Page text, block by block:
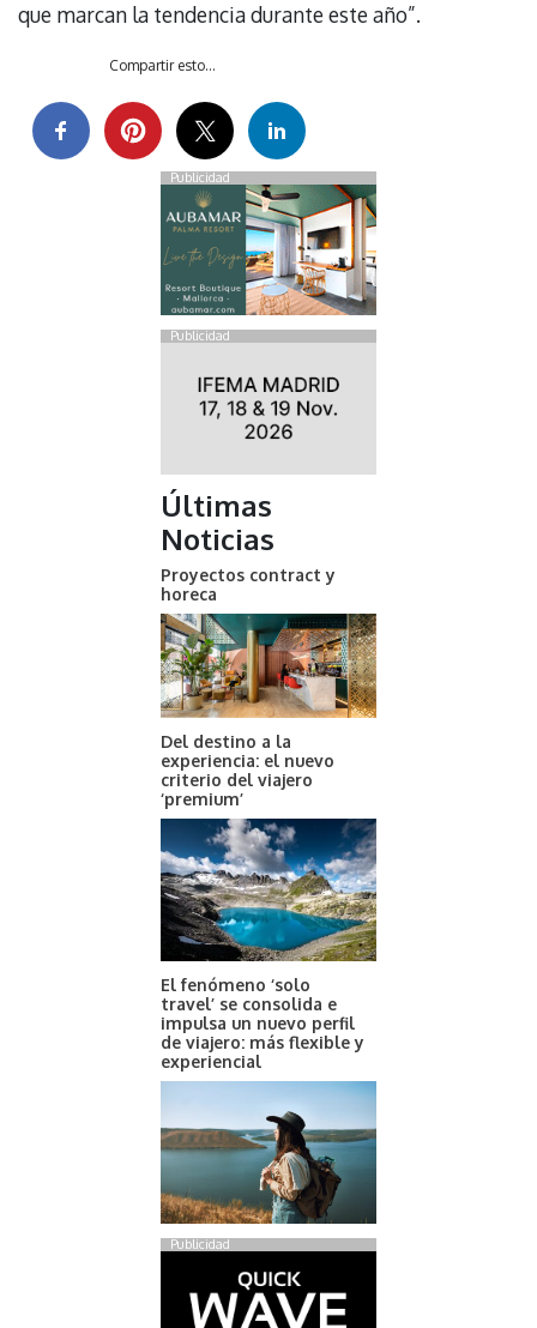
que marcan la tendencia durante este año”.
Compartir esto...
Publicidad
Publicidad
Últimas
Noticias
Proyectos contract y
horeca
Del destino a la
experiencia: el nuevo
criterio del viajero
‘premium’
El fenómeno ‘solo
travel’ se consolida e
impulsa un nuevo perfil
de viajero: más flexible y
experiencial
Publicidad